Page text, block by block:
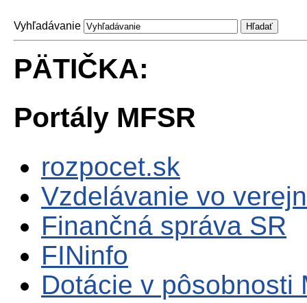
Vyhľadávanie
PÄTIČKA:
Portály MFSR
rozpocet.sk
Vzdelávanie vo
Finančná správa SR
FINinfo
Dotácie v pôsobnosti